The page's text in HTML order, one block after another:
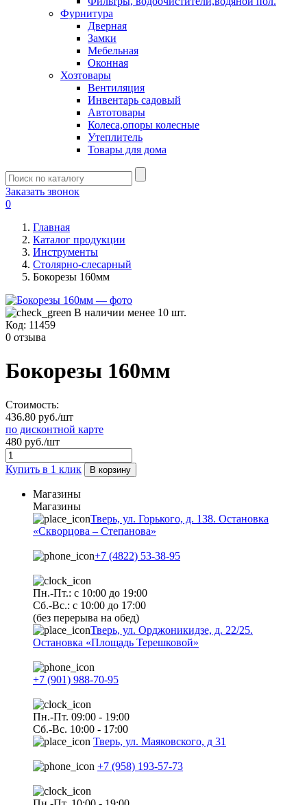
Фурнитура
Дверная
Замки
Мебельная
Оконная
Хозтовары
Вентиляция
Инвентарь садовый
Автотовары
Колеса,опоры колесные
Утеплитель
Товары для дома
Заказать звонок
0
Главная
Каталог продукции
Инструменты
Столярно-слесарный
Бокорезы 160мм
В наличии менее 10 шт.
Код: 11459
0 отзыва
Бокорезы 160мм
Стоимость:
436.80 руб./шт
по дисконтной карте
480 руб./шт
Купить в 1 клик В корзину
Магазины
Магазины
Тверь, ул. Горького, д. 138. Остановка
«Скворцова – Степанова»
+7 (4822) 53-38-95
Пн.-Пт.: с 10:00 до 19:00
Сб.-Вс.: с 10:00 до 17:00
(без перерыва на обед)
Тверь, ул. Орджоникидзе, д. 22/25.
Остановка «Площадь Терешковой»
+7 (901) 988-70-95
Пн.-Пт. 09:00 - 19:00
Сб.-Вс. 10:00 - 17:00
Тверь, ул. Маяковского, д 31
+7 (958) 193-57-73